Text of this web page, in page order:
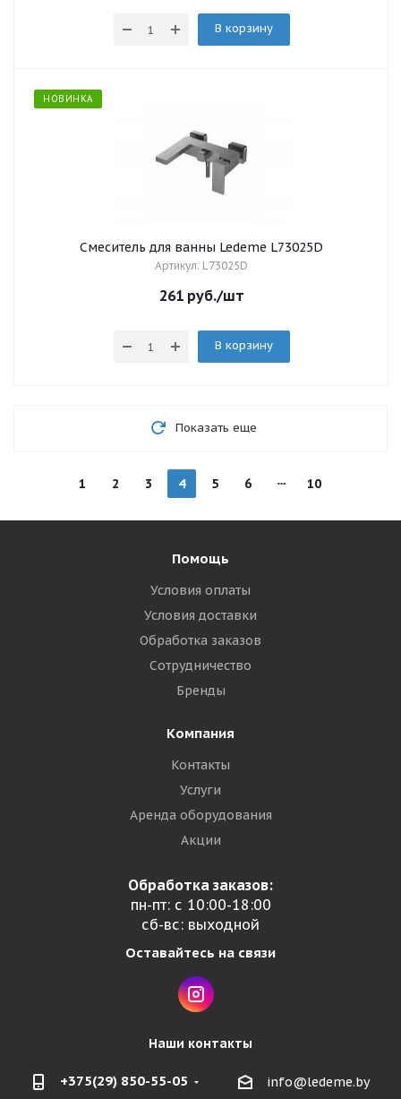
В корзину
НОВИНКА
Смеситель для ванны Ledeme L73025D
Артикул: L73025D
261руб./шт
В корзину
Показать еще
1 2 3 4 5 6 10
Помощь
Условия оплаты
Условия доставки
Обработка заказов
Сотрудничество
Бренды
Компания
Контакты
Услуги
Аренда оборудования
Акции
Обработка заказов:
пн-пт: с 10:00-18:00
сб-вс: выходной
Оставайтесь на связи
Наши контакты
+375(29) 850-55-05 info@ledeme.by